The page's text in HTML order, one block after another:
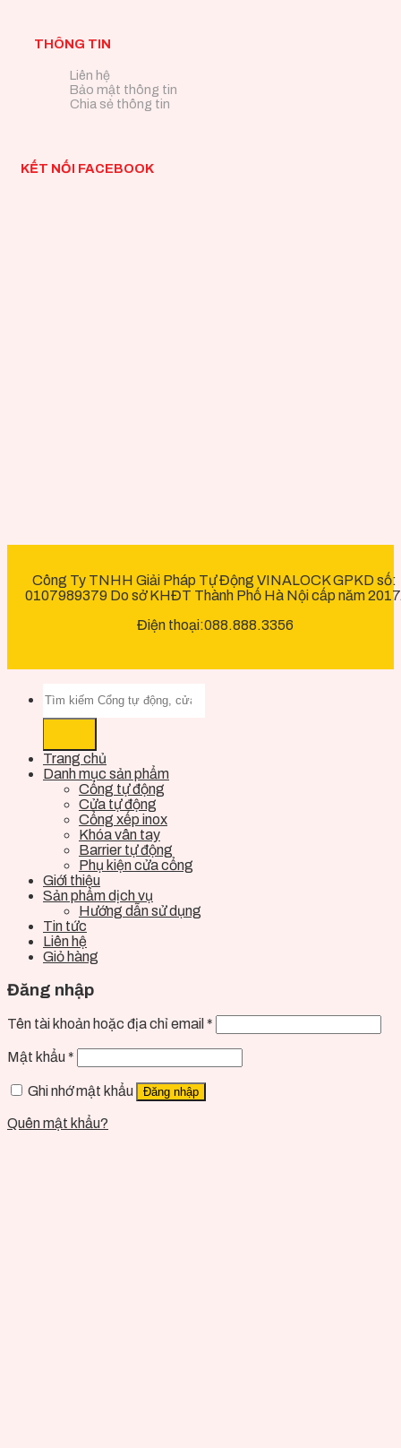
THÔNG TIN
Liên hệ
Bảo mật thông tin
Chia sẻ thông tin
KẾT NỐI FACEBOOK
Công Ty TNHH Giải Pháp Tự Động VINALOCK GPKD số:
0107989379 Do sở KHĐT Thành Phố Hà Nội cấp năm
Điện thoại:088.888.3356
Trang chủ
Danh mục sản phẩm
Cổng tự động
Cửa tự động
Cổng xếp inox
Khóa vân tay
Barrier tự động
Phụ kiện cửa cổng
Giới thiệu
Sản phẩm dịch vụ
Hướng dẫn sử dụng
Tin tức
Liên hệ
Giỏ hàng
Đăng nhập
Tên tài khoản hoặc địa chỉ email *
Mật khẩu *
Ghi nhớ mật khẩu Đăng nhập
Quên mật khẩu?